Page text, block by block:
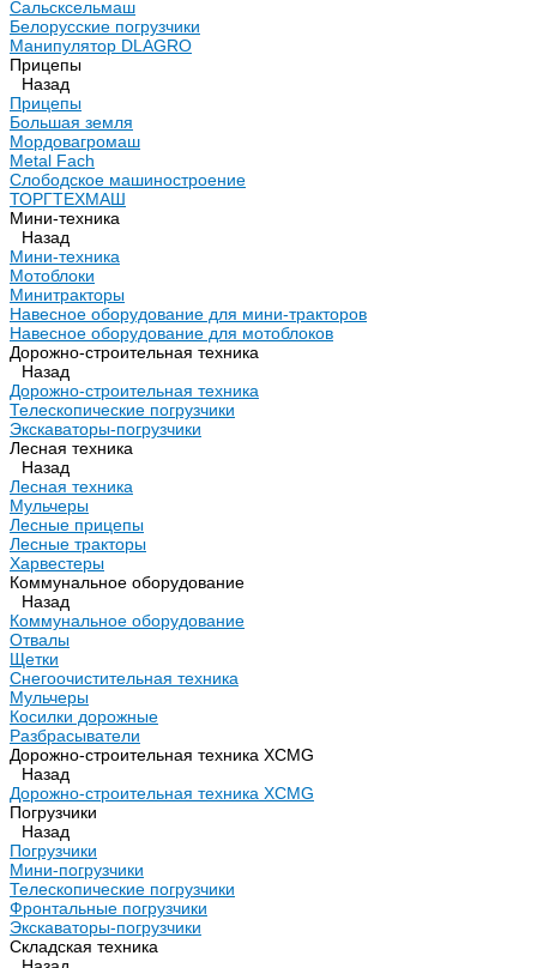
Сальсксельмаш
Белорусские погрузчики
Манипулятор DLAGRO
Прицепы
Назад
Прицепы
Большая земля
Мордовагромаш
Metal Fach
Слободское машиностроение
ТОРГТЕХМАШ
Мини-техника
Назад
Мини-техника
Мотоблоки
Минитракторы
Навесное оборудование для мини-тракторов
Навесное оборудование для мотоблоков
Дорожно-строительная техника
Назад
Дорожно-строительная техника
Телескопические погрузчики
Экскаваторы-погрузчики
Лесная техника
Назад
Лесная техника
Мульчеры
Лесные прицепы
Лесные тракторы
Харвестеры
Коммунальное оборудование
Назад
Коммунальное оборудование
Отвалы
Щетки
Снегоочистительная техника
Мульчеры
Косилки дорожные
Разбрасыватели
Дорожно-строительная техника XCMG
Назад
Дорожно-строительная техника XCMG
Погрузчики
Назад
Погрузчики
Мини-погрузчики
Телескопические погрузчики
Фронтальные погрузчики
Экскаваторы-погрузчики
Складская техника